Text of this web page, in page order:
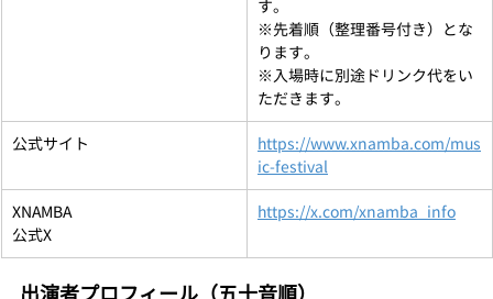
す。
※先着順（整理番号付き）とな
ります。
※入場時に別途ドリンク代をい
ただきます。
公式サイト
https://www.xnamba.com/mus
ic-festival
XNAMBA
公式X
https://x.com/xnamba_info